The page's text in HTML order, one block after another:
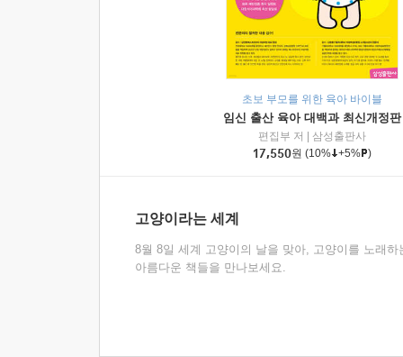
초보 부모를 위한 육아 바이블
임신 출산 육아 대백과 최신개정판
편집부 저
삼성출판사
17,550원 (10% +5% )
고양이라는 세계
8월 8일 세계 고양이의 날을 맞아, 고양이를 노래하
아름다운 책들을 만나보세요.